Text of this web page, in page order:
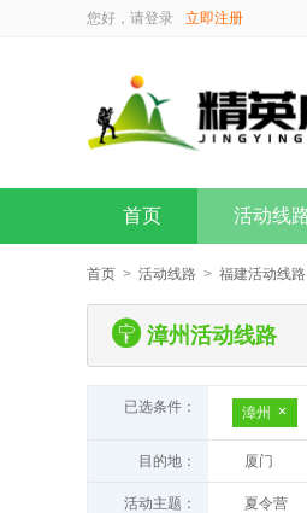
您好，请登录 立即注册
首页 活动线
首页 > 活动线路 > 福建活动线路
漳州活动线路
已选条件： 漳州
目的地： 厦门
活动主题： 夏令营